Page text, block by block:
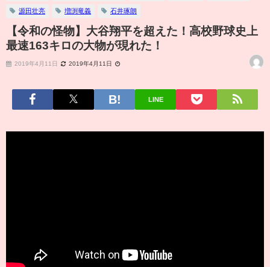
源田壮亮 増渕竜義 石井琢朗
【令和の怪物】大谷翔平を超えた！高校野球史上
最速163キロの大物が現れた！
2019年4月11日 2019年4月11日
LINE